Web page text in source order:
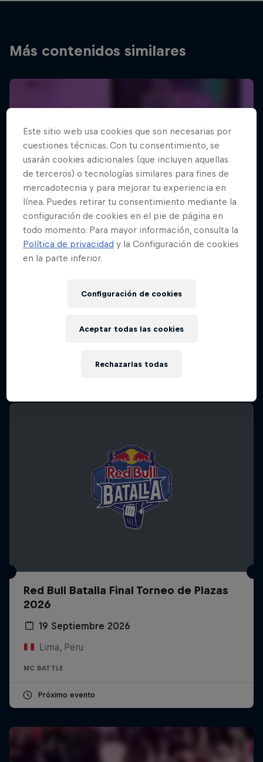
Más contenidos similares
Red Bull Batalla Final Torneo de Plazas
2026
19 Septiembre 2026
Lima, Peru
MC BATTLE
Próximo evento
Este sitio web usa cookies que son necesarias por
cuestiones técnicas. Con tu consentimiento, se
usarán cookies adicionales (que incluyen aquellas
de terceros) o tecnologías similares para fines de
mercadotecnia y para mejorar tu experiencia en
línea. Puedes retirar tu consentimiento mediante la
configuración de cookies en el pie de página en
todo momento. Para mayor información, consulta la
Política de privacidad y la Configuración de cookies
en la parte inferior.
Configuración de cookies
Rechazarlas todas
Aceptar todas las cookies